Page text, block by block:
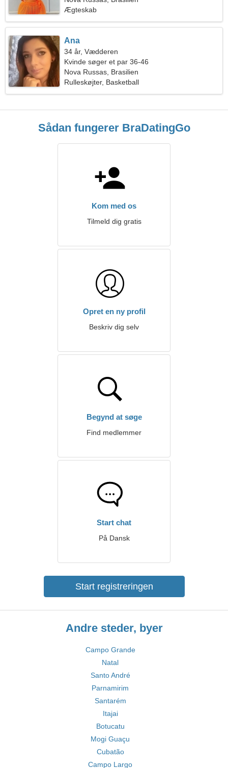
Ægteskab
Ana
34 år, Vædderen
Kvinde søger et par 36-46
Nova Russas, Brasilien
Rulleskøjter, Basketball
Sådan fungerer BraDatingGo
Kom med os
Tilmeld dig gratis
Opret en ny profil
Beskriv dig selv
Begynd at søge
Find medlemmer
Start chat
På Dansk
Start registreringen
Andre steder, byer
Campo Grande
Natal
Santo André
Parnamirim
Santarém
Itajai
Botucatu
Mogi Guaçu
Cubatão
Campo Largo